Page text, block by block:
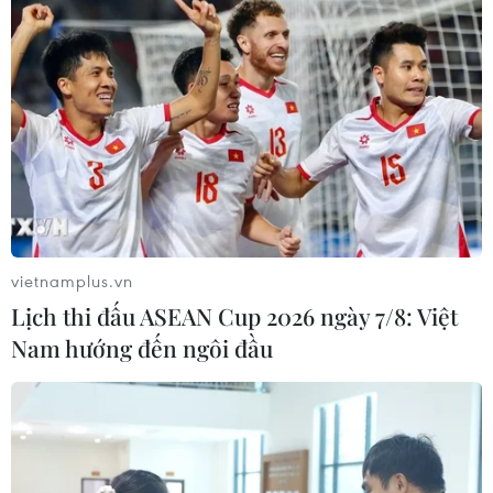
vietnamplus.vn
Lịch thi đấu ASEAN Cup 2026 ngày 7/8: Việt
Nam hướng đến ngôi đầu